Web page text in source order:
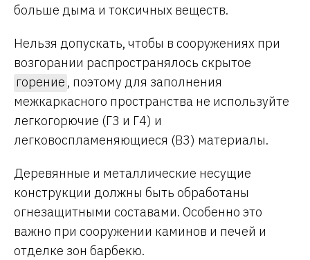
больше дыма и токсичных веществ.
Нельзя допускать, чтобы в сооружениях при
возгорании распространялось скрытое
горение , поэтому для заполнения
межкаркасного пространства не используйте
легкогорючие (Г3 и Г4) и
легковоспламеняющиеся (В3) материалы.
Деревянные и металлические несущие
конструкции должны быть обработаны
огнезащитными составами. Особенно это
важно при сооружении каминов и печей и
отделке зон барбекю.